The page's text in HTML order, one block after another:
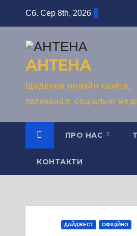
Сб. Сер 8th, 2026
АНТЕНА
Щоденна онлайн газета,
телеканал, соціальні
ПРО НАС
КОНТАКТИ
ДАЙДЖЕСТ ОФІЦІЙНО